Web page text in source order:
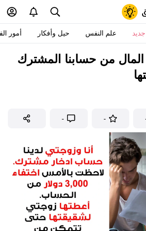
جديد علم النفس حيل وأفكار أمور
من حسابنا المشترك
-
-